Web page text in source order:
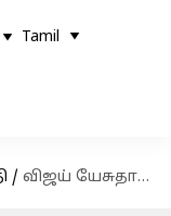
Tamil
/ விஜய் யேசுதாஸ் வீட்டில் திருட்டு சம்பவம்: புதியதாக ஒரு ட்விஸ்ட்